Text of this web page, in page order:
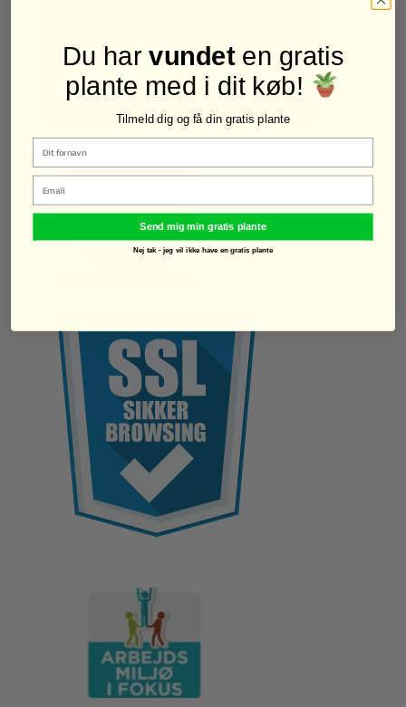
beskæring hjælper med at fremme sund vækst og
rigelig frugtproduktion.
Du harvundeten gratis
plante med i dit køb!
Tilmeld dig og få din gratis plante
Email
Send mig min gratis plante
Nej tak - jeg vil ikke have en gratis plante